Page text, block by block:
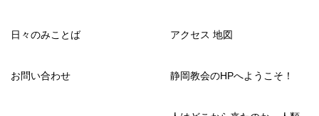
日々のみことば アクセス 地図
お問い合わせ 静岡教会のHPへようこそ！